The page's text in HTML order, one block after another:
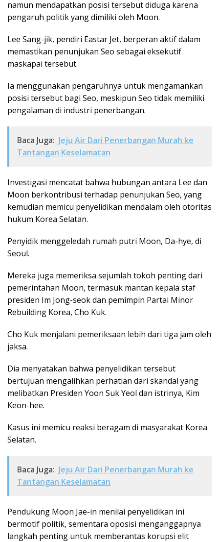
namun mendapatkan posisi tersebut diduga karena
pengaruh politik yang dimiliki oleh Moon.
Lee Sang-jik, pendiri Eastar Jet, berperan aktif dalam
memastikan penunjukan Seo sebagai eksekutif
maskapai tersebut.
Ia menggunakan pengaruhnya untuk mengamankan
posisi tersebut bagi Seo, meskipun Seo tidak memiliki
pengalaman di industri penerbangan.
Baca Juga: Jeju Air Dari Penerbangan Murah ke
Tantangan Keselamatan
Investigasi mencatat bahwa hubungan antara Lee dan
Moon berkontribusi terhadap penunjukan Seo, yang
kemudian memicu penyelidikan mendalam oleh otoritas
hukum Korea Selatan.
Penyidik menggeledah rumah putri Moon, Da-hye, di
Seoul.
Mereka juga memeriksa sejumlah tokoh penting dari
pemerintahan Moon, termasuk mantan kepala staf
presiden Im Jong-seok dan pemimpin Partai Minor
Rebuilding Korea, Cho Kuk.
Cho Kuk menjalani pemeriksaan lebih dari tiga jam oleh
jaksa.
Dia menyatakan bahwa penyelidikan tersebut
bertujuan mengalihkan perhatian dari skandal yang
melibatkan Presiden Yoon Suk Yeol dan istrinya, Kim
Keon-hee.
Kasus ini memicu reaksi beragam di masyarakat Korea
Selatan.
Baca Juga: Jeju Air Dari Penerbangan Murah ke
Tantangan Keselamatan
Pendukung Moon Jae-in menilai penyelidikan ini
bermotif politik, sementara oposisi menganggapnya
langkah penting untuk memberantas korupsi elit